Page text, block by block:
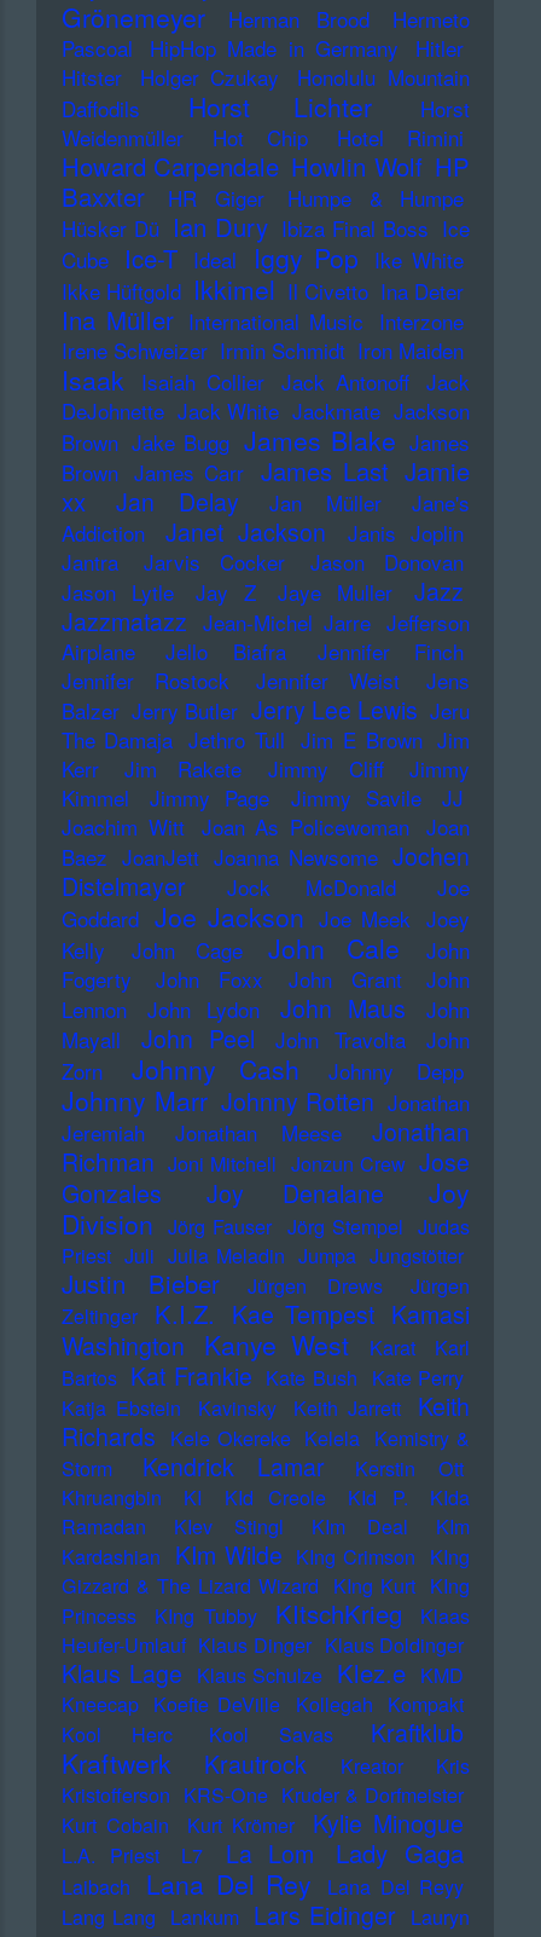
Grönemeyer
Herman Brood
Hermeto
Pascoal
HipHop Made in Germany
Hitler
Hitster
Holger Czukay
Honolulu Mountain
Daffodils
Horst Lichter
Horst
Weidenmüller
Hot Chip Hotel Rimini
Howard Carpendale Howlin Wolf HP
Baxxter
HR Giger
Humpe & Humpe
Hüsker Dü Ian Dury Ibiza Final Boss Ice
Cube
Ice-T Ideal Iggy Pop Ike White
Ikke Hüftgold Ikkimel Il Civetto Ina Deter
Ina Müller International Music Interzone
Irene Schweizer Irmin Schmidt Iron Maiden
Isaak Isaiah Collier Jack Antonoff Jack
DeJohnette Jack White Jackmate Jackson
Brown Jake Bugg James Blake James
Brown James Carr James Last Jamie
xx
Jan Delay Jan Müller
Jane's
Addiction
Janet Jackson
Janis Joplin
Jantra
Jarvis Cocker
Jason Donovan
Jason Lytle
Jay Z Jaye Muller
Jazz
Jazzmatazz Jean-Michel Jarre Jefferson
Airplane
Jello Biafra
Jennifer Finch
Jennifer Rostock
Jennifer Weist
Jens
Balzer Jerry Butler Jerry Lee Lewis Jeru
The Damaja Jethro Tull Jim E Brown Jim
Kerr
Jim Rakete Jimmy Cliff
Jimmy
Kimmel
Jimmy Page Jimmy Savile
JJ
Joachim Witt Joan As Policewoman Joan
Baez JoanJett Joanna Newsome Jochen
Distelmayer
Jock McDonald
Joe
Goddard Joe Jackson Joe Meek Joey
Kelly
John Cage John Cale
John
Fogerty
John Foxx John Grant
John
Lennon
John Lydon John Maus
John
Mayall
John Peel John Travolta
John
Zorn
Johnny Cash Johnny Depp
Johnny Marr Johnny Rotten Jonathan
Jeremiah
Jonathan Meese
Jonathan
Richman Joni Mitchell Jonzun Crew Jose
Gonzales
Joy Denalane
Joy
Division Jörg Fauser Jörg Stempel Judas
Priest Juli Julia Meladin Jumpa Jungstötter
Justin Bieber Jürgen Drews
Jürgen
Zeltinger
K.I.Z. Kae Tempest Kamasi
Washington
Kanye West Karat
Karl
Bartos Kat Frankie Kate Bush Kate Perry
Katja Ebstein
Kavinsky Keith Jarrett
Keith
Richards Kele Okereke Kelela Kemistry &
Storm
Kendrick Lamar
Kerstin Ott
Khruangbin
KI KId Creole KId P.
KIda
Ramadan
KIev Stingl KIm Deal
KIm
Kardashian KIm Wilde KIng Crimson KIng
Gizzard & The Lizard Wizard KIng Kurt KIng
Princess
KIng Tubby KItschKrieg
Klaas
Heufer-Umlauf Klaus Dinger Klaus Doldinger
Klaus Lage Klaus Schulze Klez.e KMD
Kneecap Koefte DeVille Kollegah Kompakt
Kool Herc
Kool Savas Kraftklub
Kraftwerk Krautrock Kreator
Kris
Kristofferson KRS-One Kruder & Dorfmeister
Kurt Cobain
Kurt Krömer Kylie Minogue
L.A. Priest L7 La Lom Lady Gaga
Laibach Lana Del Rey
Lana Del Reyy
Lang Lang Lankum Lars Eidinger Lauryn